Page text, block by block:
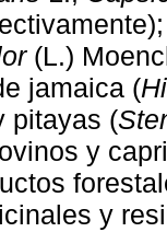
(L.)
jamaica (
pitayas (
y
y